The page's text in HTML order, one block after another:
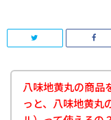
八味地黄丸の商品
っと、八味地黄丸